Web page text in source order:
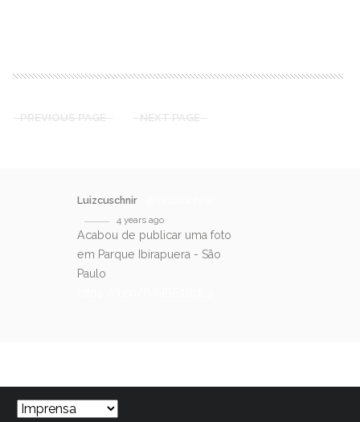
PREVIOUS PAGE NEXT PAGE
Luizcuschnir
4 years ago
Acabou de publicar uma foto
em Parque Ibirapuera - São
Paulo